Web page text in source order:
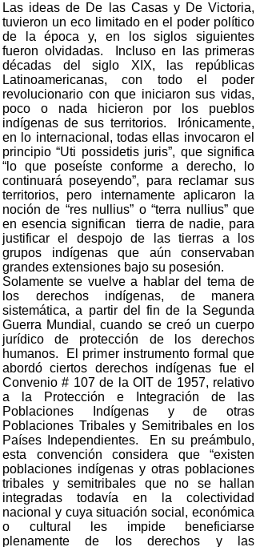
Las ideas de De las Casas y De Victoria,
tuvieron un eco limitado en el poder político
de la época y, en los siglos siguientes
fueron olvidadas. Incluso en las primeras
décadas del siglo XIX, las repúblicas
Latinoamericanas, con todo el poder
revolucionario con que iniciaron sus vidas,
poco o nada hicieron por los pueblos
indígenas de sus territorios. Irónicamente,
en lo internacional, todas ellas invocaron el
principio “Uti possidetis juris”, que significa
“lo que poseíste conforme a derecho, lo
continuará poseyendo”, para reclamar sus
territorios, pero internamente aplicaron la
noción de “res nullius” o “terra nullius” que
en esencia significan tierra de nadie, para
justificar el despojo de las tierras a los
grupos indígenas que aún conservaban
grandes extensiones bajo su posesión.
Solamente se vuelve a hablar del tema de
los derechos indígenas, de manera
sistemática, a partir del fin de la Segunda
Guerra Mundial, cuando se creó un cuerpo
jurídico de protección de los derechos
humanos. El primer instrumento formal que
abordó ciertos derechos indígenas fue el
Convenio # 107 de la OIT de 1957, relativo
a la Protección e Integración de las
Poblaciones Indígenas y de otras
Poblaciones Tribales y Semitribales en los
Países Independientes. En su preámbulo,
esta convención considera que “existen
poblaciones indígenas y otras poblaciones
tribales y semitribales que no se hallan
integradas todavía en la colectividad
nacional y cuya situación social, económica
o cultural les impide beneficiarse
plenamente de los derechos y las